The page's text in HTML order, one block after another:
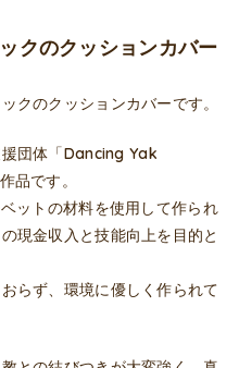
クのクッションカバー
クのクッションカバーです。
団体「Dancing Yak
品です。
ットの材料を使用して作られ
現金収入と技能向上を目的と
らず、環境に優しく作られて